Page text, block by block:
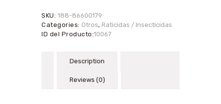
quantity
SKU: 188-86600179
Categories: Otros, Raticidas / Insecticidas
ID del Producto:10067
Description
Reviews (0)